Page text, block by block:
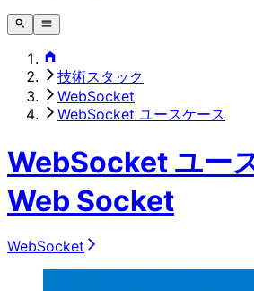
技術スタック
WebSocket
WebSocket ユースケース
WebSocket ユー
Web Socket
WebSocket